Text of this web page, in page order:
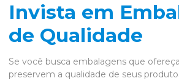
Invista em
de Qualidade
Se você busca embalagens que
preservem a qualidade de seus